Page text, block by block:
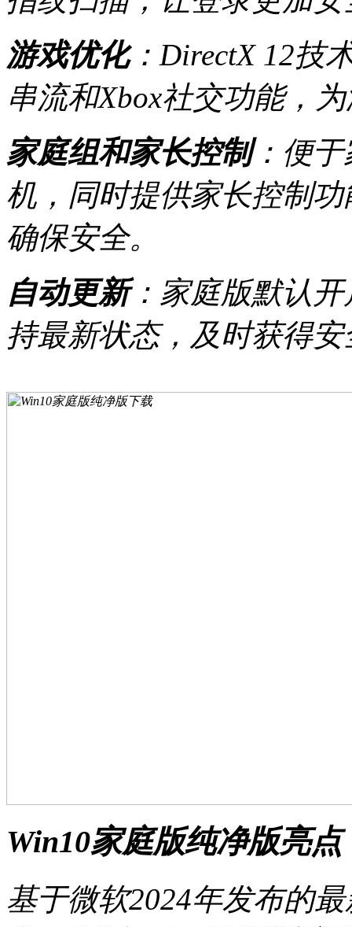
游戏优化：DirectX 12技
串流和Xbox社交功能，
家庭组和家长控制：便于
机，同时提供家长控制
确保安全。
自动更新：家庭版默认
持最新状态，及时获得
Win10家庭版纯净版亮点
基于微软2024年发布的